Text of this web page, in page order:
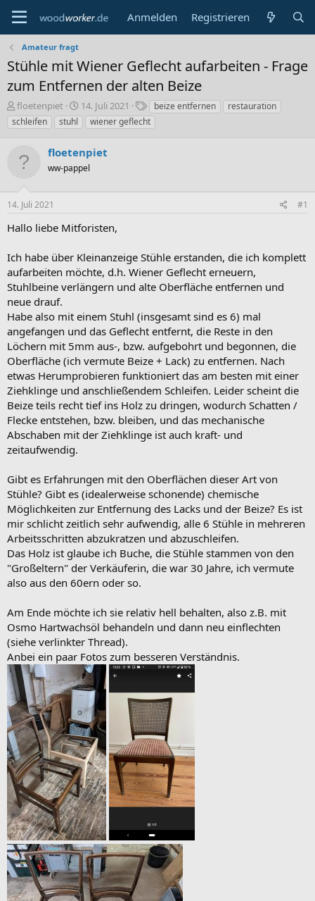
Anmelden Registrieren
Amateur fragt
Stühle mit Wiener Geflecht aufarbeiten - Frage
zum Entfernen der alten Beize
E
r
s
e
e
r
floetenpiet
E
r
s
e
l
t
14. Juli 2021
S
c
h
o
beize entfernen
restauration
schleifen
stuhl wiener geflecht
floetenpiet
ww-pappel
14. Juli 2021 #1
Hallo liebe Mitforisten,
Ich habe über Kleinanzeige Stühle erstanden, die ich komplett
aufarbeiten möchte, d.h. Wiener Geflecht erneuern,
Stuhlbeine verlängern und alte Oberfläche entfernen und
neue drauf.
Habe also mit einem Stuhl (insgesamt sind es 6) mal
angefangen und das Geflecht entfernt, die Reste in den
Löchern mit 5mm aus-, bzw. aufgebohrt und begonnen, die
Oberfläche (ich vermute Beize + Lack) zu entfernen. Nach
etwas Herumprobieren funktioniert das am besten mit einer
Ziehklinge und anschließendem Schleifen. Leider scheint die
Beize teils recht tief ins Holz zu dringen, wodurch Schatten /
Flecke entstehen, bzw. bleiben, und das mechanische
Abschaben mit der Ziehklinge ist auch kraft- und
zeitaufwendig.
Gibt es Erfahrungen mit den Oberflächen dieser Art von
Stühle? Gibt es (idealerweise schonende) chemische
Möglichkeiten zur Entfernung des Lacks und der Beize? Es ist
mir schlicht zeitlich sehr aufwendig, alle 6 Stühle in mehreren
Arbeitsschritten abzukratzen und abzuschleifen.
Das Holz ist glaube ich Buche, die Stühle stammen von den
"Großeltern" der Verkäuferin, die war 30 Jahre, ich vermute
also aus den 60ern oder so.
Am Ende möchte ich sie relativ hell behalten, also z.B. mit
Osmo Hartwachsöl behandeln und dann neu einflechten
(siehe verlinkter Thread).
Anbei ein paar Fotos zum besseren Verständnis.